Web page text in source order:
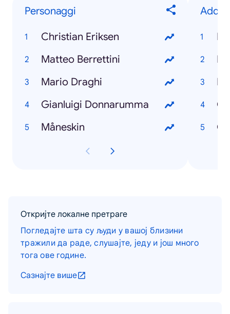
Personaggi
Christian Eriksen
Matteo Berrettini
Mario Draghi
Gianluigi Donnarumma
Måneskin
Addii
Откријте локалне претраге
Погледајте шта су људи у вашој близини
тражили да раде, слушајте, једу и још много
тога ове године.
Сазнајте више